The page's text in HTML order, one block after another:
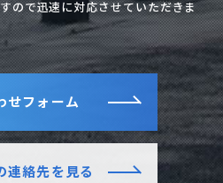
ので迅速に対応させていただきま
せフォーム
連絡先を見る